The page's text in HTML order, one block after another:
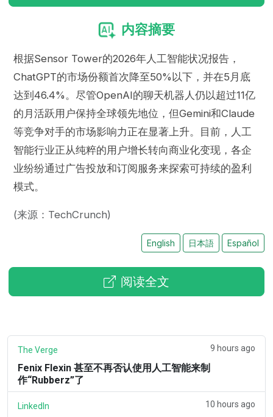
内容摘要
根据Sensor Tower的2026年人工智能状况报告，
ChatGPT的市场份额首次降至50%以下，并在5月底
达到46.4%。尽管OpenAI的聊天机器人仍以超过11亿
的月活跃用户保持全球领先地位，但Gemini和Claude
等竞争对手的市场影响力正在显著上升。目前，人工
智能行业正从纯粹的用户增长转向商业化变现，各企
业纷纷通过广告投放和订阅服务来探索可持续的盈利
模式。
(来源：TechCrunch)
English 日本語 Español
阅读全文
The Verge 9 hours ago
Fenix Flexin 甚至不再否认使用人工智能来制
作“Rubberz”了
LinkedIn 10 hours ago